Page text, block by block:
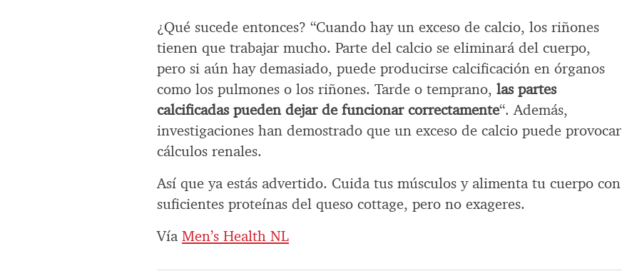
¿Qué sucede entonces? “Cuando hay un exceso de calcio, los riñones
tienen que trabajar mucho. Parte del calcio se eliminará del cuerpo,
pero si aún hay demasiado, puede producirse calcificación en órganos
como los pulmones o los riñones. Tarde o temprano,las partes
calcificadas pueden dejar de funcionar correctamente“. Además,
investigaciones han demostrado que un exceso de calcio puede provocar
cálculos renales.
Así que ya estás advertido. Cuida tus músculos y alimenta tu cuerpo con
suficientes proteínas del queso cottage, pero no exageres.
VíaMen’s Health NL